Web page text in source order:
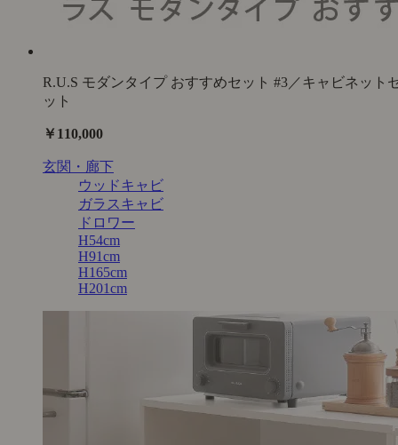
R.U.S モダンタイプ おすすめセット #3／キャビネット
ット
￥110,000
玄関・廊下
ウッドキャビ
ガラスキャビ
ドロワー
H54cm
H91cm
H165cm
H201cm